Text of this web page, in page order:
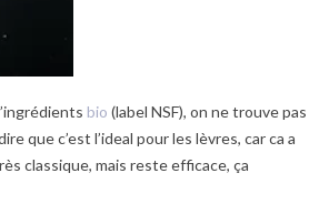
bio (label NSF), on ne trouve pas
que c’est l’ideal pour les lèvres, car ca a
classique, mais reste efficace, ça